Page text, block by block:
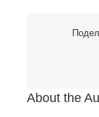
About the